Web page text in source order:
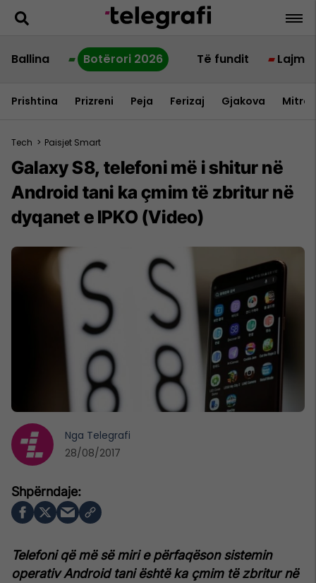
Ballina Botërori 2026 Të fundit Lajme
Prishtina Prizreni Peja Ferizaj Gjakova
Tech > Paisjet Smart
Galaxy S8, telefoni më i shitur në
Android tani ka çmim të zbritur në
dyqanet e IPKO (Video)
Telefoni që më së miri e përfaqëson sistemin
operativ Android tani është ka çmim të zbritur në
Nga Telegrafi
28/08/2017